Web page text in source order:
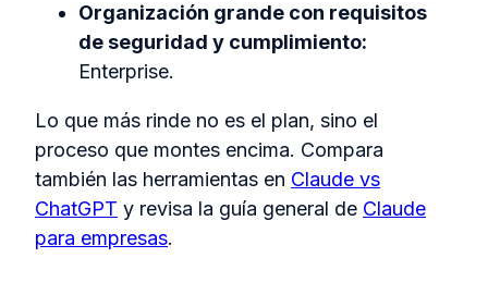
Organización grande con requisitos
de seguridad y cumplimiento:
Enterprise.
Lo que más rinde no es el plan, sino el
proceso que montes encima. Compara
también las herramientas en Claude vs
ChatGPT y revisa la guía general de Claude
para empresas.